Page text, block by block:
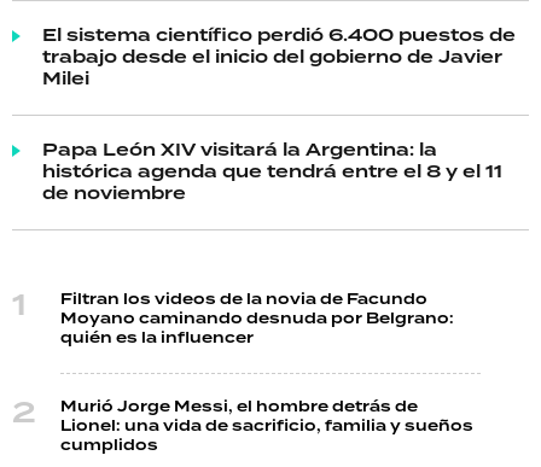
El sistema científico perdió 6.400 puestos de
trabajo desde el inicio del gobierno de Javier
Milei
Papa León XIV visitará la Argentina: la
histórica agenda que tendrá entre el 8 y el 11
de noviembre
Filtran los videos de la novia de Facundo
Moyano caminando desnuda por Belgrano:
quién es la influencer
Murió Jorge Messi, el hombre detrás de
Lionel: una vida de sacrificio, familia y sueños
cumplidos